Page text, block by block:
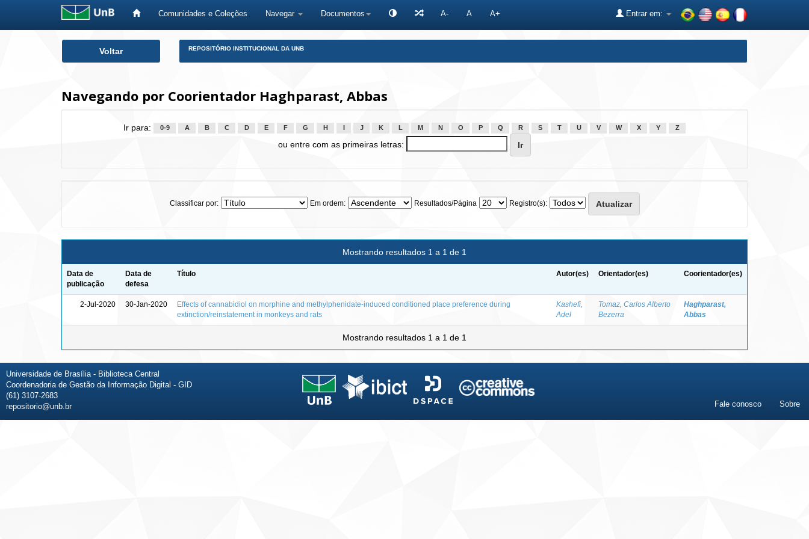
Comunidades e Coleções Navegar Documentos A- A A+ Entrar em:
Voltar REPOSITÓRIO INSTITUCIONAL DA UNB
Navegando por Coorientador Haghparast, Abbas
Ir para: 0-9 A B C D E F G H J K L M N O P Q R S T U V W X Y Z
ou entre com as primeiras letras:
Classificar por: Em ordem: Resultados/Página Registro(s):
Mostrando resultados 1 a 1 de 1
Data de
publicação
Data de
defesa
Título Autor(es) Orientador(es) Coorientador(es)
2-Jul-2020 30-Jan-2020
Effects of cannabidiol on morphine and methylphenidate-induced conditioned place preference during
extinction/reinstatement in monkeys and rats
Kashefi,
Adel
Tomaz, Carlos Alberto
Bezerra
Haghparast,
Abbas
Mostrando resultados 1 a 1 de 1
Universidade de Brasília - Biblioteca Central
Coordenadoria de Gestão da Informação Digital - GID
(61) 3107-2683
repositorio@unb.br
Fale conosco Sobre